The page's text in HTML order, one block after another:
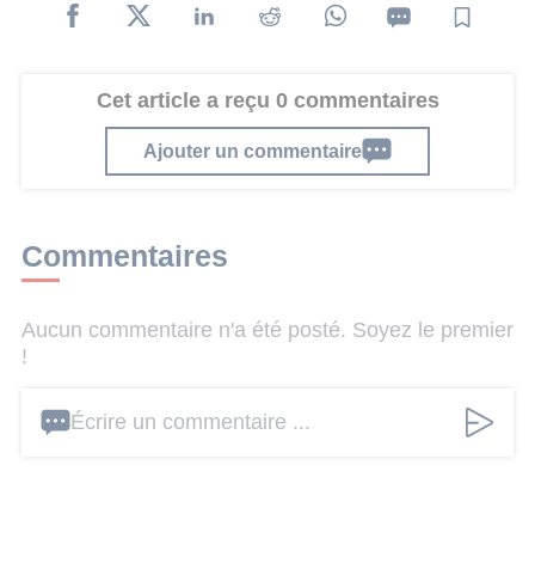
Cet article a reçu 0 commentaires
Ajouter un commentaire
Commentaires
Aucun commentaire n'a été posté. Soyez le premier
!
Écrire un commentaire ...